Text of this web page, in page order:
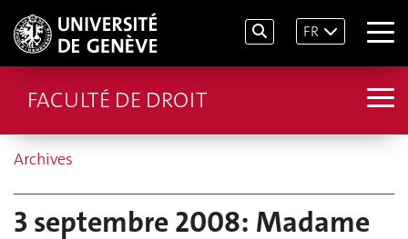
FR
FACULTÉ DE DROIT
Archives
3 septembre 2008: Madame